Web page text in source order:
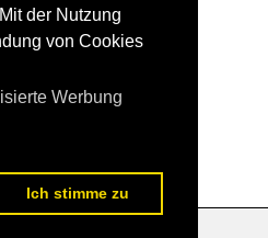
der Nutzung
von Cookies
Werbung
Ich stimme zu